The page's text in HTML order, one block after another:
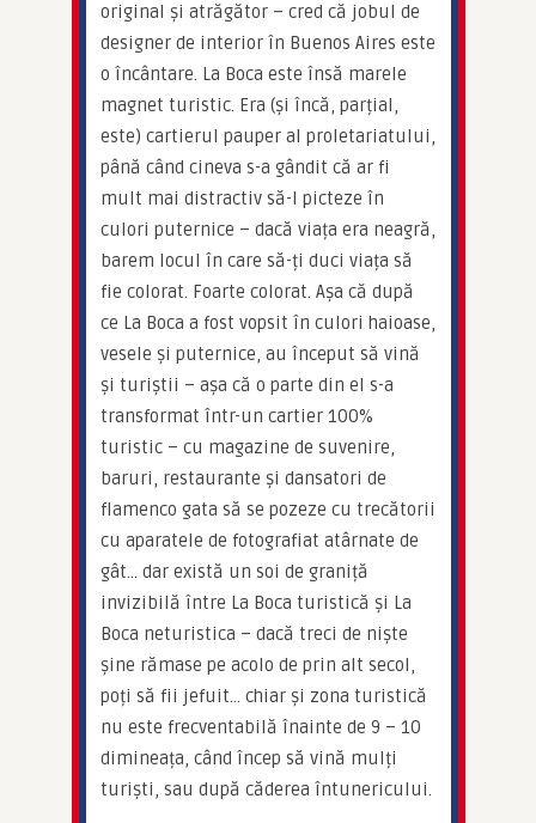
original și atrăgător – cred că jobul de
designer de interior în Buenos Aires este
o încântare. La Boca este însă marele
magnet turistic. Era (și încă, parțial,
este) cartierul pauper al proletariatului,
până când cineva s-a gândit că ar fi
mult mai distractiv să-l picteze în
culori puternice – dacă viața era neagră,
barem locul în care să-ți duci viața să
fie colorat. Foarte colorat. Așa că după
ce La Boca a fost vopsit în culori haioase,
vesele și puternice, au început să vină
și turiștii – așa că o parte din el s-a
transformat într-un cartier 100%
turistic – cu magazine de suvenire,
baruri, restaurante și dansatori de
flamenco gata să se pozeze cu trecătorii
cu aparatele de fotografiat atârnate de
gât… dar există un soi de graniță
invizibilă între La Boca turistică și La
Boca neturistica – dacă treci de niște
șine rămase pe acolo de prin alt secol,
poți să fii jefuit… chiar și zona turistică
nu este frecventabilă înainte de 9 – 10
dimineața, când încep să vină mulți
turiști, sau după căderea întunericului.